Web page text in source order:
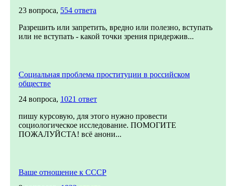
23 вопроса, 554 ответа
Разрешить или запретить, вредно или полезно, вступать
или не вступать - какой точки зрения придержив...
Социальная проблема проституции в российском
обществе
24 вопроса, 1021 ответ
пишу курсовую, для этого нужно провести
социологическое исследование. ПОМОГИТЕ
ПОЖАЛУЙСТА! всё анони...
Ваше отношение к СССР